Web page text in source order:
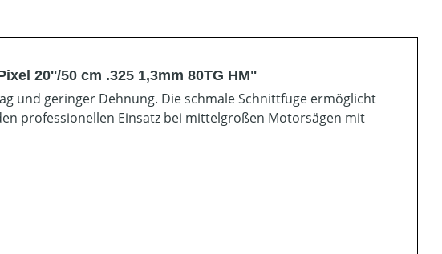
20''/50 cm .325 1,3mm 80TG HM"
und geringer Dehnung. Die schmale Schnittfuge ermöglicht
professionellen Einsatz bei mittelgroßen Motorsägen mit